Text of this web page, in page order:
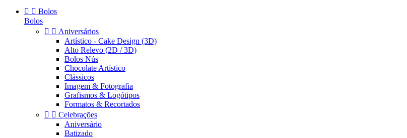
  Bolos
Bolos
  Aniversários
Artístico - Cake Design (3D)
Alto Relevo (2D / 3D)
Bolos Nús
Chocolate Artístico
Clássicos
Imagem & Fotografia
Grafismos & Logótipos
Formatos & Recortados
  Celebrações
Aniversário
Batizado